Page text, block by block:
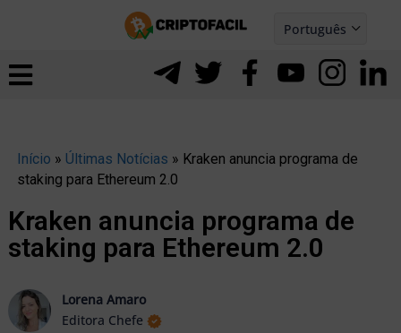
Português
Español
Início » Últimas Notícias » Kraken anuncia programa de
staking para Ethereum 2.0
Kraken anuncia programa de
staking para Ethereum 2.0
Lorena Amaro
Editora Chefe